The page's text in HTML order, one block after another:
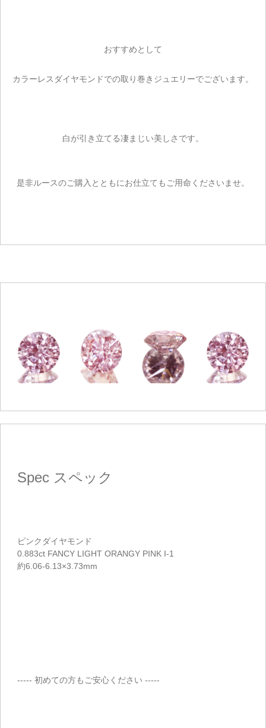
おすすめとして
カラーレスダイヤモンドでの取り巻きジュエリーでございます。
白が引き立てる凄まじい美しさです。
是非ルースのご購入とともにお仕立てもご用命くださいませ。
Spec スペック
ピンクダイヤモンド
0.883ct FANCY LIGHT ORANGY PINK I-1
約6.06-6.13×3.73mm
----- 初めての方もご安心ください -----
お買い物を続ける